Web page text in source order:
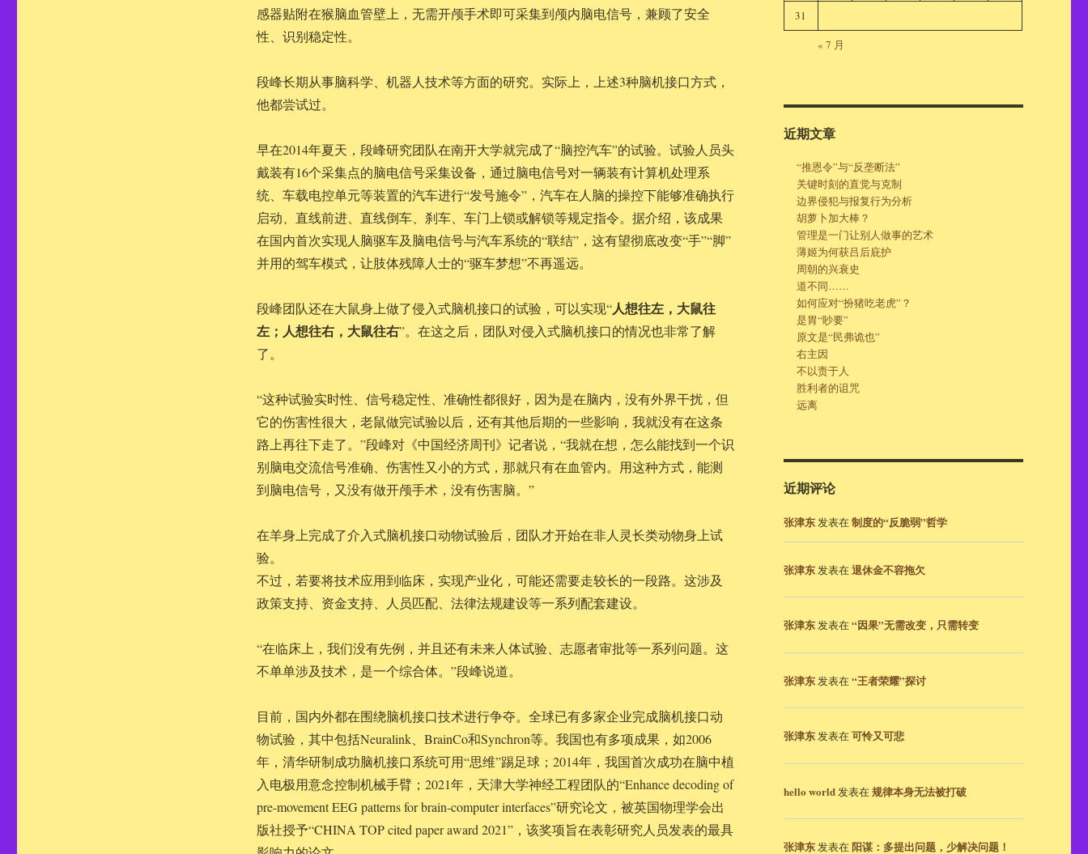
感器贴附在猴脑血管壁上，无需开颅手术即可采集到颅内脑电信号，兼顾了安全
性、识别稳定性。
段峰长期从事脑科学、机器人技术等方面的研究。实际上，上述3种脑机接口方式，
他都尝试过。
早在2014年夏天，段峰研究团队在南开大学就完成了“脑控汽车”的试验。试验人员头
戴装有16个采集点的脑电信号采集设备，通过脑电信号对一辆装有计算机处理系
统、车载电控单元等装置的汽车进行“发号施令”，汽车在人脑的操控下能够准确执行
启动、直线前进、直线倒车、刹车、车门上锁或解锁等规定指令。据介绍，该成果
在国内首次实现人脑驱车及脑电信号与汽车系统的“联结”，这有望彻底改变“手”“脚”
并用的驾车模式，让肢体残障人士的“驱车梦想”不再遥远。
段峰团队还在大鼠身上做了侵入式脑机接口的试验，可以实现“人想往左，大鼠往
左；人想往右，大鼠往右”。在这之后，团队对侵入式脑机接口的情况也非常了解
了。
“这种试验实时性、信号稳定性、准确性都很好，因为是在脑内，没有外界干扰，但
它的伤害性很大，老鼠做完试验以后，还有其他后期的一些影响，我就没有在这条
路上再往下走了。”段峰对《中国经济周刊》记者说，“我就在想，怎么能找到一个识
别脑电交流信号准确、伤害性又小的方式，那就只有在血管内。用这种方式，能测
到脑电信号，又没有做开颅手术，没有伤害脑。”
在羊身上完成了介入式脑机接口动物试验后，团队才开始在非人灵长类动物身上试
验。
不过，若要将技术应用到临床，实现产业化，可能还需要走较长的一段路。这涉及
政策支持、资金支持、人员匹配、法律法规建设等一系列配套建设。
“在临床上，我们没有先例，并且还有未来人体试验、志愿者审批等一系列问题。这
不单单涉及技术，是一个综合体。”段峰说道。
目前，国内外都在围绕脑机接口技术进行争夺。全球已有多家企业完成脑机接口动
物试验，其中包括Neuralink、BrainCo和Synchron等。我国也有多项成果，如2006
年，清华研制成功脑机接口系统可用“思维”踢足球；2014年，我国首次成功在脑中植
入电极用意念控制机械手臂；2021年，天津大学神经工程团队的“Enhance decoding of
pre-movement EEG patterns for brain-computer interfaces”研究论文，被英国物理学会出
版社授予“CHINA TOP cited paper award 2021”，该奖项旨在表彰研究人员发表的最具
31
« 7 月
近期文章
“推恩令”与“反垄断法”
关键时刻的直觉与克制
边界侵犯与报复行为分析
胡萝卜加大棒？
管理是一门让别人做事的艺术
薄姬为何获吕后庇护
周朝的兴衰史
道不同……
如何应对“扮猪吃老虎”？
是胃“眇要”
原文是“民弗诡也”
右主因
不以责于人
胜利者的诅咒
远离
近期评论
张津东发表在制度的“反脆弱”哲学
张津东发表在退休金不容拖欠
张津东发表在“因果”无需改变，只需转变
张津东发表在“王者荣耀”探讨
张津东发表在可怜又可悲
hello world发表在规律本身无法被打破
张津东发表在阳谋：多提出问题，少解决问题！